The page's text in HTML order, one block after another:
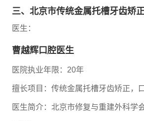
三、北京市传统金属托槽牙齿矫
医生：
曹越辉口腔医生
医院执业年限：20年
擅长项目：传统金属托槽牙齿矫正，
医生简介：北京市修复与重建外科学